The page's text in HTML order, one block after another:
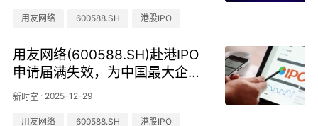
用友网络 600588.SH 港股IPO
用友网络(600588.SH)赴港IPO
申请届满失效，为中国最大企业
软件及服务提供商
新时空 · 2025-12-29
用友网络 600588.SH 港股IPO